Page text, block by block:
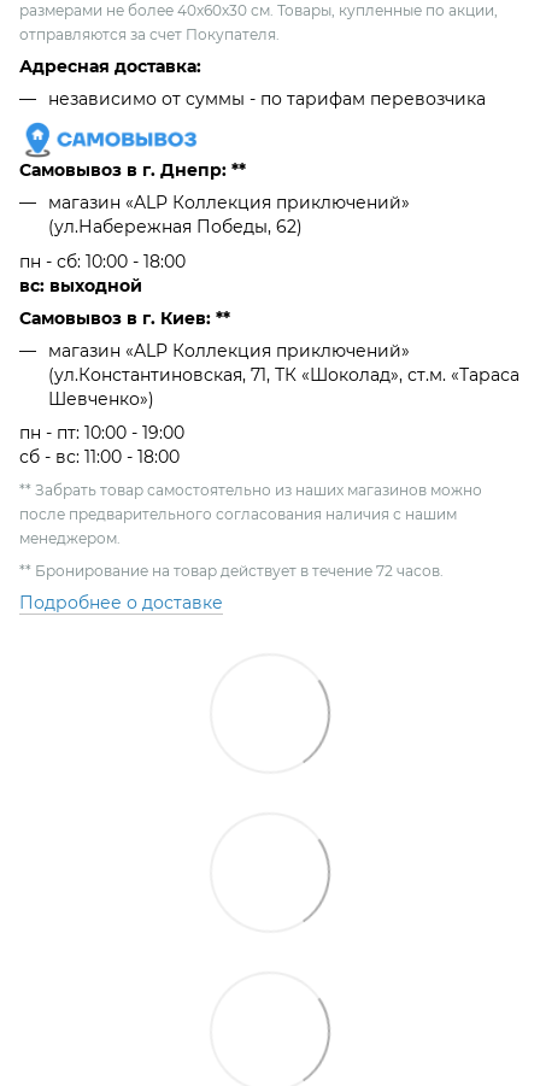
размерами не более 40х60х30 см. Товары, купленные по акции,
отправляются за счет Покупателя.
Адресная доставка:
независимо от cуммы - по тарифам перевозчика
Самовывоз в г. Днепр: **
магазин «ALP Коллекция приключений»
(ул.Набережная Победы, 62)
пн - сб: 10:00 - 18:00
вс: выходной
Самовывоз в г. Киев: **
магазин «ALP Коллекция приключений»
(ул.Константиновская, 71, ТК «Шоколад», ст.м. «Тараса
Шевченко»)
пн - пт: 10:00 - 19:00
сб - вс: 11:00 - 18:00
** Забрать товар самостоятельно из наших магазинов можно
после предварительного согласования наличия с нашим
менеджером.
** Бронирование на товар действует в течение 72 часов.
Подробнее о доставке